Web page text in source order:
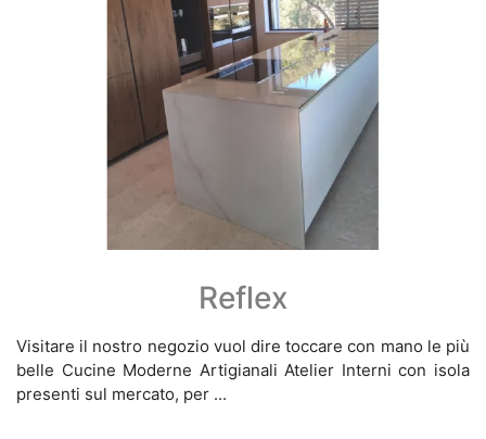
Reflex
Visitare il nostro negozio vuol dire toccare con mano le più
belle Cucine Moderne Artigianali Atelier Interni con isola
presenti sul mercato, per ...